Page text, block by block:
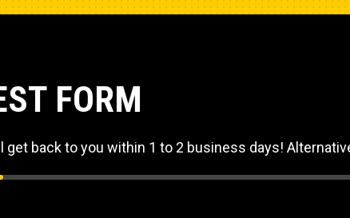
FORM
back to you within 1 to 2 business days!